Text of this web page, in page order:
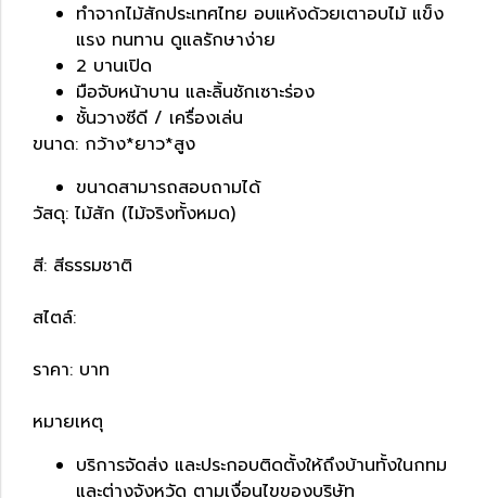
ทำจากไม้สักประเทศไทย อบแห้งด้วยเตาอบไม้ แข็ง
แรง ทนทาน ดูแลรักษาง่าย
2 บานเปิด
มือจับหน้าบาน และลิ้นชักเซาะร่อง
ชั้นวางซีดี / เครื่องเล่น
ขนาด: กว้าง*ยาว*สูง
ขนาดสามารถสอบถามได้
วัสดุ: ไม้สัก (ไม้จริงทั้งหมด)
สี: สีธรรมชาติ
สไตล์:
ราคา: บาท
หมายเหตุ
บริการจัดส่ง และประกอบติดตั้งให้ถึงบ้านทั้งในกทม
และต่างจังหวัด ตามเงื่อนไขของบริษัท